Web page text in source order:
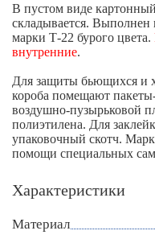
В пустом виде
складывается. Выполнен
марки Т-22 бурого цвета.
внутренние.
Для защиты бьющихся и
короба помещают
воздушно-пузырьковой
полиэтилена. Для
упаковочный скотч.
помощи специальных
Характеристики
Материал